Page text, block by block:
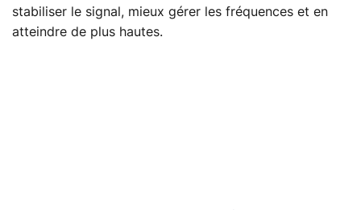
stabiliser le signal, mieux gérer les fréquences et en
atteindre de plus hautes.